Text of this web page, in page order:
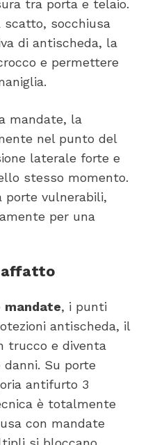
tra porta e telaio.
scatto, socchiusa
di antischeda, la
e permettere
mandate, la
nel punto del
laterale forte e
stesso momento.
porte vulnerabili,
per una
affatto
mandate, i punti
antischeda, il
trucco e diventa
Su porte
antifurto 3
è totalmente
con mandate